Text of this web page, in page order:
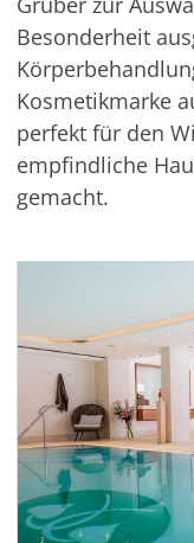
Besonderheit
Kosmetikmarke
perfekt für den
empfindliche
gemacht.